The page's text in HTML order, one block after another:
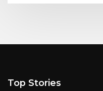
Top Stories